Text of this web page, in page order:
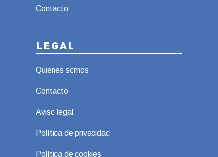
Contacto
LEGAL
Quienes somos
Contacto
Aviso legal
Política de privacidad
Política de cookies